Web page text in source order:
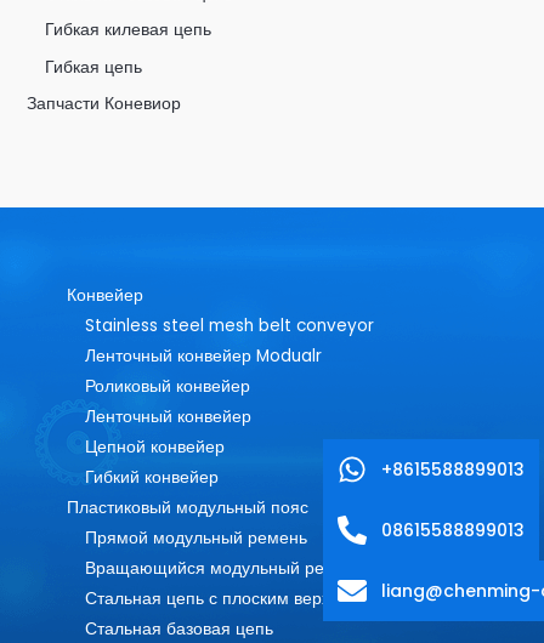
Гибкая килевая цепь
Гибкая цепь
Запчасти Коневиор
Конвейер
Stainless steel mesh belt conveyor
Ленточный конвейер Modualr
Роликовый конвейер
Ленточный конвейер
Цепной конвейер
Гибкий конвейер
Пластиковый модульный пояс
Прямой модульный ремень
Вращающийся модульный ремень
Стальная цепь с плоским верхом
Стальная базовая цепь
+8615588899013
08615588899013